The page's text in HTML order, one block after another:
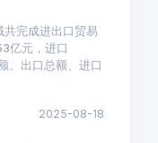
完成进出口贸易
亿元，进口
、出口总额、进口
2025-08-18